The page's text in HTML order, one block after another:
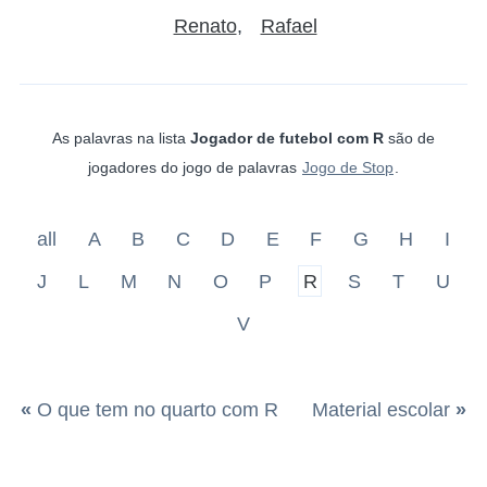
Renato Rafael
As palavras na lista Jogador de futebol com R são de
jogadores do jogo de palavras Jogo de Stop
all A B C D E F G H
I
J
L M N O P R S T
U
V
« O que tem no quarto com R Material escolar »